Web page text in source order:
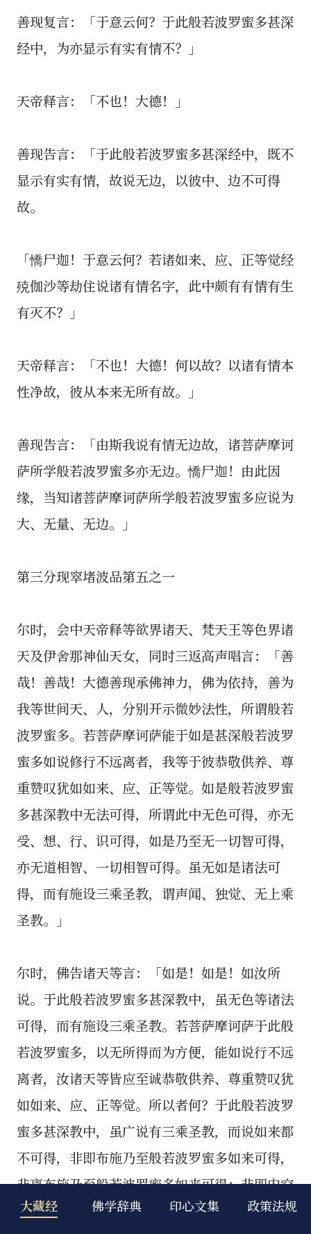
善现复言：「于意云何？于此般若波罗蜜多甚深
经中，为亦显示有实有情不？」
天帝释言：「不也！大德！」
善现告言：「于此般若波罗蜜多甚深经中，既不
显示有实有情，故说无边，以彼中、边不可得
故。
「憍尸迦！于意云何？若诸如来、应、正等觉经
殑伽沙等劫住说诸有情名字，此中颇有有情有生
有灭不？」
天帝释言：「不也！大德！何以故？以诸有情本
性净故，彼从本来无所有故。」
善现告言：「由斯我说有情无边故，诸菩萨摩诃
萨所学般若波罗蜜多亦无边。憍尸迦！由此因
缘，当知诸菩萨摩诃萨所学般若波罗蜜多应说为
大、无量、无边。」
第三分现窣堵波品第五之一
尔时，会中天帝释等欲界诸天、梵天王等色界诸
天及伊舍那神仙天女，同时三返高声唱言：「善
哉！善哉！大德善现承佛神力，佛为依持，善为
我等世间天、人，分别开示微妙法性，所谓般若
波罗蜜多。若菩萨摩诃萨能于如是甚深般若波罗
蜜多如说修行不远离者，我等于彼恭敬供养、尊
重赞叹犹如如来、应、正等觉。如是般若波罗蜜
多甚深教中无法可得，所谓此中无色可得，亦无
受、想、行、识可得，如是乃至无一切智可得，
亦无道相智、一切相智可得。虽无如是诸法可
得，而有施设三乘圣教，谓声闻、独觉、无上乘
圣教。」
尔时，佛告诸天等言：「如是！如是！如汝所
说。于此般若波罗蜜多甚深教中，虽无色等诸法
可得，而有施设三乘圣教。若菩萨摩诃萨于此般
若波罗蜜多，以无所得而为方便，能如说行不远
离者，汝诸天等皆应至诚恭敬供养、尊重赞叹犹
如如来、应、正等觉。所以者何？于此般若波罗
蜜多甚深教中，虽广说有三乘圣教，而说如来都
不可得，非即布施乃至般若波罗蜜多如来可得，
非离布施乃至般若波罗蜜多如来可得；非即内空
乃至无性自性空如来可得，非离内空乃至无性自
大藏经 佛学辞典 印心文集 政策法规